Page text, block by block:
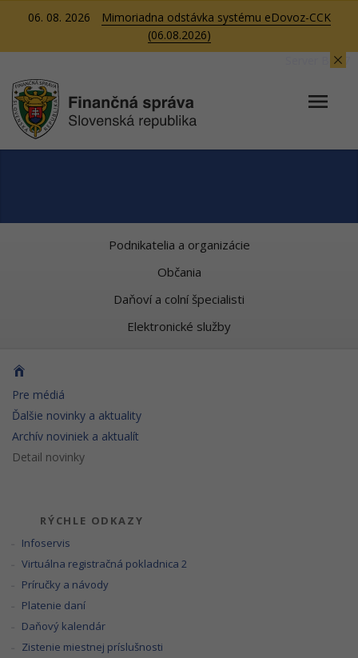
06. 08. 2026
Mimoriadna odstávka systému eDovoz-CCK
(06.08.2026)
Server BB07
Podnikatelia a organizácie
Občania
Daňoví a colní špecialisti
Elektronické služby
Pre médiá
Ďalšie novinky a aktuality
Archív noviniek a aktualít
Detail novinky
RÝCHLE ODKAZY
Infoservis
Virtuálna registračná pokladnica 2
Príručky a návody
Platenie daní
Daňový kalendár
Zistenie miestnej príslušnosti